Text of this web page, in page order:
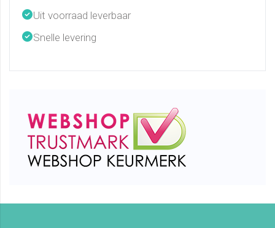
Uit voorraad leverbaar
Snelle levering